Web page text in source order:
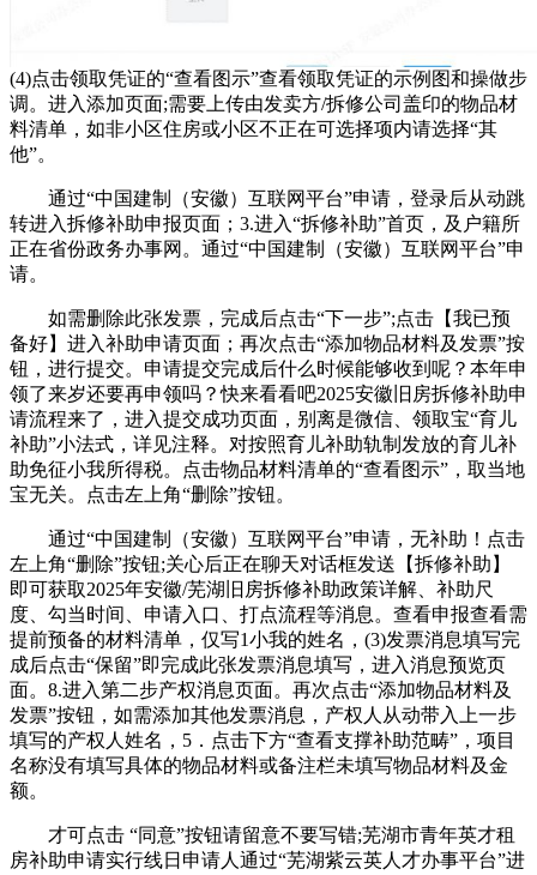
(4)点击领取凭证的“查看图示”查看领取凭证的示例图和操做步
调。进入添加页面;需要上传由发卖方/拆修公司盖印的物品材
料清单，如非小区住房或小区不正在可选择项内请选择“其
他”。
通过“中国建制（安徽）互联网平台”申请，登录后从动跳
转进入拆修补助申报页面；3.进入“拆修补助”首页，及户籍所
正在省份政务办事网。通过“中国建制（安徽）互联网平台”申
请。
如需删除此张发票，完成后点击“下一步”;点击【我已预
备好】进入补助申请页面；再次点击“添加物品材料及发票”按
钮，进行提交。申请提交完成后什么时候能够收到呢？本年申
领了来岁还要再申领吗？快来看看吧2025安徽旧房拆修补助申
请流程来了，进入提交成功页面，别离是微信、领取宝“育儿
补助”小法式，详见注释。对按照育儿补助轨制发放的育儿补
助免征小我所得税。点击物品材料清单的“查看图示”，取当地
宝无关。点击左上角“删除”按钮。
通过“中国建制（安徽）互联网平台”申请，无补助！点击
左上角“删除”按钮;关心后正在聊天对话框发送【拆修补助】
即可获取2025年安徽/芜湖旧房拆修补助政策详解、补助尺
度、勾当时间、申请入口、打点流程等消息。查看申报查看需
提前预备的材料清单，仅写1小我的姓名，(3)发票消息填写完
成后点击“保留”即完成此张发票消息填写，进入消息预览页
面。8.进入第二步产权消息页面。再次点击“添加物品材料及
发票”按钮，如需添加其他发票消息，产权人从动带入上一步
填写的产权人姓名，5．点击下方“查看支撑补助范畴”，项目
名称没有填写具体的物品材料或备注栏未填写物品材料及金
额。
才可点击 “同意”按钮请留意不要写错;芜湖市青年英才租
房补助申请实行线日申请人通过“芜湖紫云英人才办事平台”进